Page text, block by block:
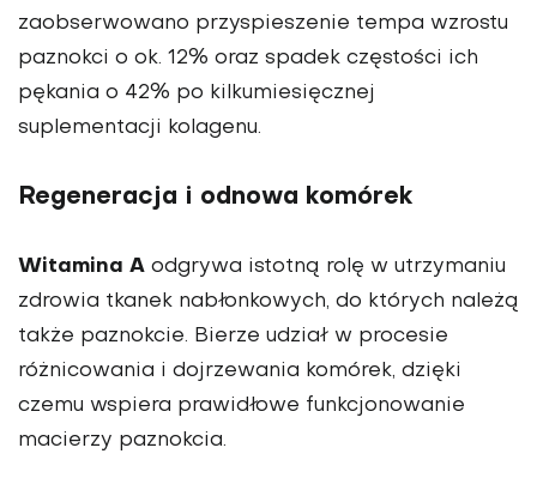
zaobserwowano przyspieszenie tempa wzrostu
paznokci o ok. 12% oraz spadek częstości ich
pękania o 42% po kilkumiesięcznej
suplementacji kolagenu.
Regeneracja i odnowa komórek
Witamina A odgrywa istotną rolę w utrzymaniu
zdrowia tkanek nabłonkowych, do których należą
także paznokcie. Bierze udział w procesie
różnicowania i dojrzewania komórek, dzięki
czemu wspiera prawidłowe funkcjonowanie
macierzy paznokcia.